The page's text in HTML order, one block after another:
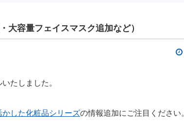
容量フェイスマスク追加など）
たしました。
した化粧品シリーズの情報追加にご注目ください。